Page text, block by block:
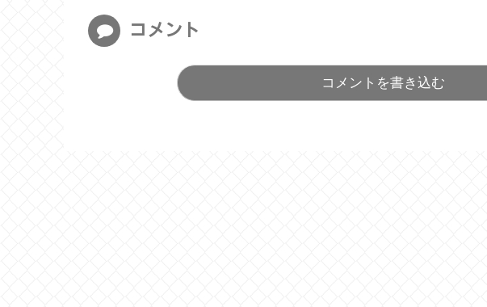
コメント
コメントを書き込む